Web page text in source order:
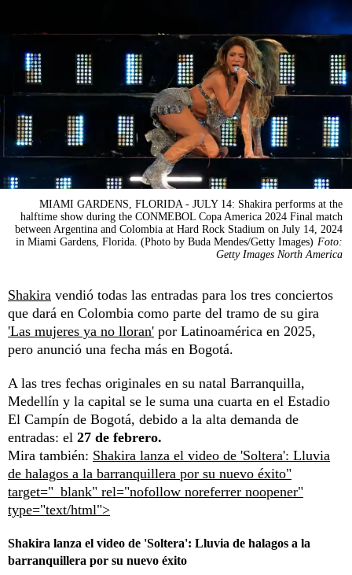
MIAMI GARDENS, FLORIDA - JULY 14: Shakira performs at the
halftime show during the CONMEBOL Copa America 2024 Final match
between Argentina and Colombia at Hard Rock Stadium on July 14, 2024
in Miami Gardens, Florida. (Photo by Buda Mendes/Getty Images) Foto:
Getty Images North America
Shakira vendió todas las entradas para los tres conciertos
que dará en Colombia como parte del tramo de su gira
'Las mujeres ya no lloran' por Latinoamérica en 2025,
pero anunció una fecha más en Bogotá.
A las tres fechas originales en su natal Barranquilla,
Medellín y la capital se le suma una cuarta en el Estadio
El Campín de Bogotá, debido a la alta demanda de
entradas: el 27 de febrero.
Mira también: Shakira lanza el video de 'Soltera': Lluvia
de halagos a la barranquillera por su nuevo éxito"
target="_blank" rel="nofollow noreferrer noopener"
type="text/html">
Shakira lanza el video de 'Soltera': Lluvia de halagos a la
barranquillera por su nuevo éxito